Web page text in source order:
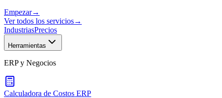
Empezar→
Ver todos los servicios→
IndustriasPrecios
Herramientas
ERP y Negocios
Calculadora de Costos ERP